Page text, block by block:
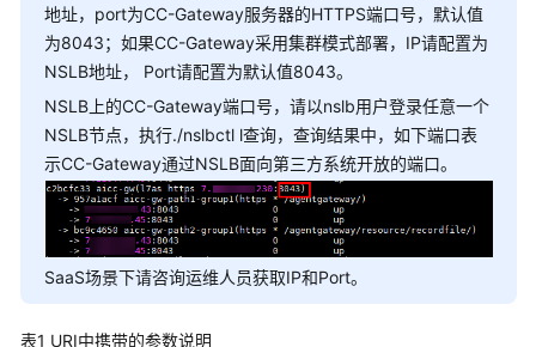
API
参
考
接
口
鉴
权
方
式
地址，port为CC-Gateway服务器的HTTPS端口号，默认值
为8043；如果CC-Gateway采用集群模式部署，IP请配置为
NSLB地址， Port请配置为默认值8043。
NSLB上的CC-Gateway端口号，请以nslb用户登录任意一个
NSLB节点，执行./nslbctl l查询，查询结果中，如下端口表
示CC-Gateway通过NSLB面向第三方系统开放的端口。
SaaS场景下请咨询运维人员获取IP和Port。
表1 URI中携带的参数说明